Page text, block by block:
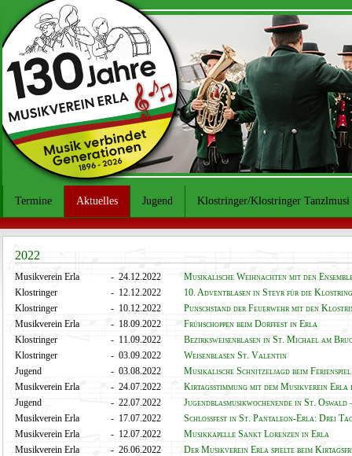
Termine Aktuelles Jugend Klostringer/Klostringer Tanzlmusi
2022
Musikverein Erla - 24.12.2022
Musikalische Weihnachten mit den
Klostringer
- 12.12.2022
10. Adventblasen in Steyr für die
Klostringer
- 10.12.2022
Punschstand der Feuerwehr mit den
Musikverein Erla
- 18.09.2022
Frühschoppen beim Dorffest in Erla
Klostringer
- 11.09.2022
Bezirksweisenblasen in St. Michael am
Klostringer
- 03.09.2022
Weisenblasen St. Valentin
Jugend
- 03.08.2022
Musikalische Schnitzeljagd beim Ferienspiel
Musikverein Erla
- 24.07.2022
Kirtagsstimmung mit dem Musikverein
Jugend
- 22.07.2022
Jugendblasmusikwochenende in St. Oswald
Musikverein Erla
- 17.07.2022
Schlossfest in St. Pantaleon-Erla: Drei
Musikverein Erla
- 12.07.2022
Musikkapelle Sankt Lorenzen in Erla
Musikverein Erla
- 26.06.2022
Der Musikverein Erla spielte beim